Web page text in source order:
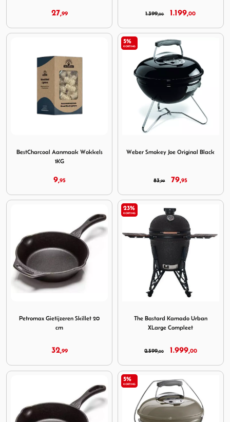
27,99 1.399,00 1.199,00
BestCharcoal Aanmaak Wokkels
1KG
9,95
5%
KORTING
Weber Smokey Joe Original Black
83,99 79,95
Petromax Gietijzeren Skillet 20
cm
32,99
23%
KORTING
The Bastard Kamado Urban
XLarge Compleet
2.599,00 1.999,00
5%
KORTING